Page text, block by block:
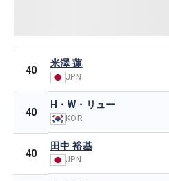
40
米澤 蓮
JPN
40
H・W・リュー
KOR
40
田中 裕基
JPN